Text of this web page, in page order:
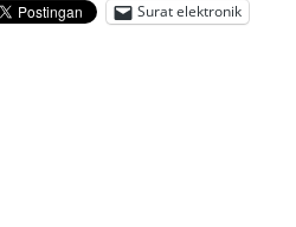
Surat elektronik